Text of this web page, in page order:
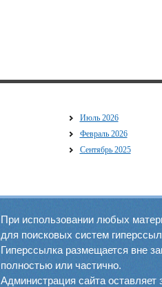
Июль 2026
Февраль 2026
Сентябрь 2025
При использовании любых
для поисковых систем
Гиперссылка размещается вне
полностью или частично.
Администрация сайта оставляет